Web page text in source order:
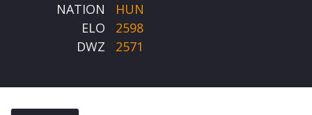
NATION
HUN
ELO
2598
DWZ
2571